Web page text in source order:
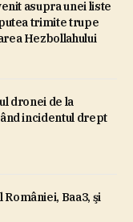
asupra unei liste
trimite trupe
Hezbollahului
dronei de la
incidentul drept
Baa3, şi